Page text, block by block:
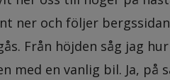
ner och följer
Från höjden såg jag
med en vanlig bil. Ja, på